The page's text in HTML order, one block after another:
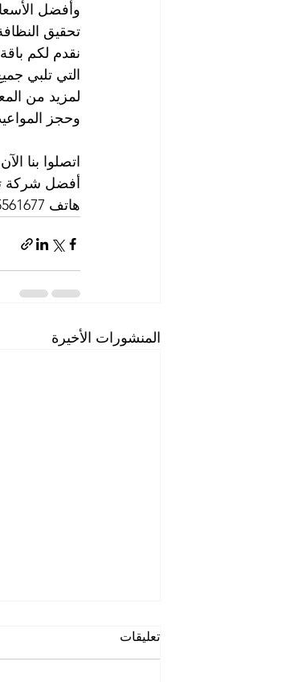
وأفضل
تحقيق
نقدم لكم
التي تلبي
لمزيد من
وحجز
اتصلوا بنا الآن
أفضل شركة
هاتف 025561677          موبايل: 0505256338
المنشورات الأخيرة
تعليقات